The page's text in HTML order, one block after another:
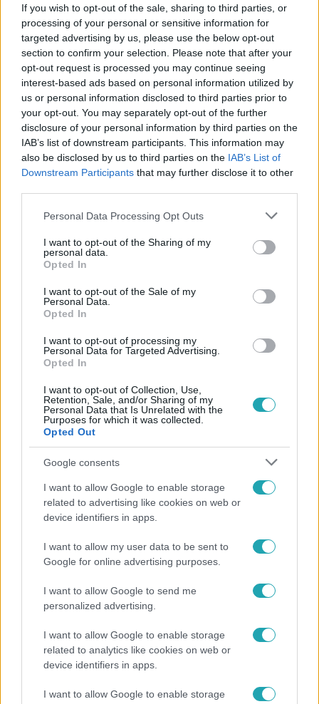
If you wish to opt-out of the sale, sharing to third parties, or
processing of your personal or sensitive information for
targeted advertising by us, please use the below opt-out
section to confirm your selection. Please note that after your
opt-out request is processed you may continue seeing
interest-based ads based on personal information utilized by
us or personal information disclosed to third parties prior to
your opt-out. You may separately opt-out of the further
disclosure of your personal information by third parties on the
IAB’s list of downstream participants. This information may
also be disclosed by us to third parties on the IAB’s List of
Downstream Participants that may further disclose it to other
Please note that this website/app uses one or more Google
not limited to your visit or usage behaviour. You may click to
grant or deny consent to Google and its third-party tags to
use your data for below specified purposes in below Google
consent section.
Personal Data Processing Opt Outs
I want to opt-out of the Sharing of my
personal data.
Opted In
I want to opt-out of the Sale of my
Personal Data.
Opted In
I want to opt-out of processing my
Personal Data for Targeted Advertising.
Opted In
I want to opt-out of Collection, Use,
Retention, Sale, and/or Sharing of my
Personal Data that Is Unrelated with the
Purposes for which it was collected.
Opted Out
Google consents
I want to allow Google to enable storage
related to advertising like cookies on web or
device identifiers in apps.
I want to allow my user data to be sent to
Google for online advertising purposes.
I want to allow Google to send me
personalized advertising.
I want to allow Google to enable storage
related to analytics like cookies on web or
device identifiers in apps.
I want to allow Google to enable storage
Kövess minket, és értesülj a friss hírekről a
Facebookon is!
Követem
VIDEÓ #NASHVILLE
LEZUHANT
Népszerű
A fiataloknak üzent Majka: „Hagyjátok ezt abba,
ez nagyon ciki!”